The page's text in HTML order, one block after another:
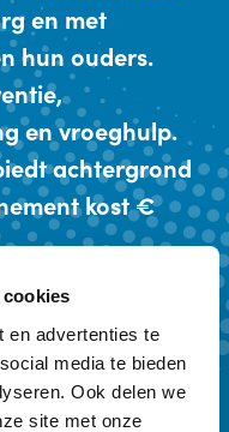
en advertenties te
media te bieden
Ook delen we
site met onze
en met
hun ouders.
en vroeghulp.
achtergrond
kost €
Abonneren